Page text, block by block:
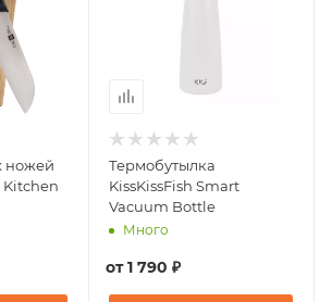
ножей
Kitchen
Термобутылка
KissKissFish Smart
Vacuum Bottle
Много
от1 790 ₽